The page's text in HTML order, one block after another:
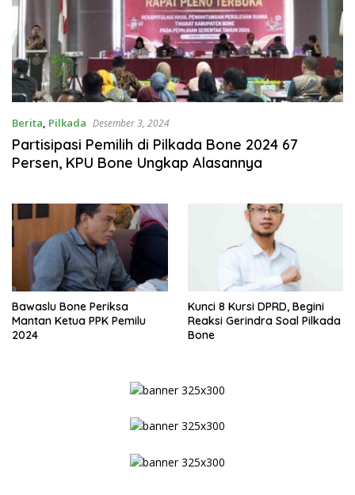
Berita, Pilkada Desember 3, 2024
Partisipasi Pemilih di Pilkada Bone 2024 67
Persen, KPU Bone Ungkap Alasannya
Bawaslu Bone Periksa
Mantan Ketua PPK Pemilu
2024
Kunci 8 Kursi DPRD, Begini
Reaksi Gerindra Soal Pilkada
Bone